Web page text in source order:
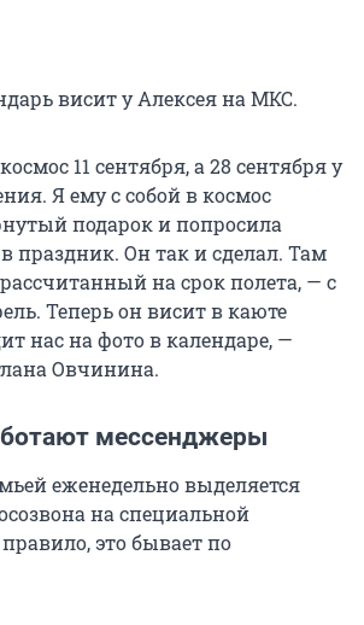
висит у Алексея на МКС.
11 сентября, а 28 сентября у
Я ему с собой в космос
подарок и попросила
праздник. Он так и сделал. Там
на срок полета, — с
Теперь он висит в каюте
нас на фото в календаре, —
Овчинина.
мессенджеры
еженедельно выделяется
на специальной
это бывает по